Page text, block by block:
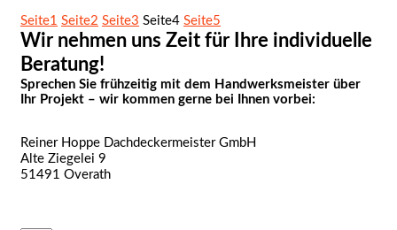
Seite1 Seite2 Seite3 Seite4 Seite5
Wir nehmen uns Zeit für Ihre individuelle
Beratung!
Sprechen Sie frühzeitig mit dem Handwerksmeister über
Ihr Projekt – wir kommen gerne bei Ihnen vorbei:
Reiner Hoppe Dachdeckermeister GmbH
Alte Ziegelei 9
51491 Overath